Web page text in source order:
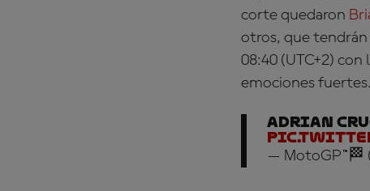
corte quedaron
otros, que tendrán
08:40 (UTC+2)
emociones fuertes.
Adrian
— MotoGP™🏁